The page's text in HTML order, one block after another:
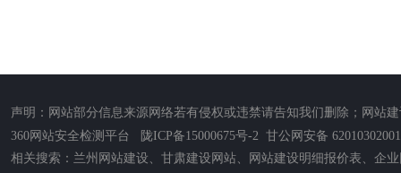
声明：网站部分信息来源网络若有侵权或违禁请告知我们删除；网站
360网站安全检测平台
陇ICP备15000675号-2 甘公网安备
相关搜索：兰州网站建设、甘肃建设网站、网站建设明细报价表、企